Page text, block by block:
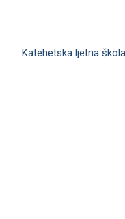
Katehetska ljetna